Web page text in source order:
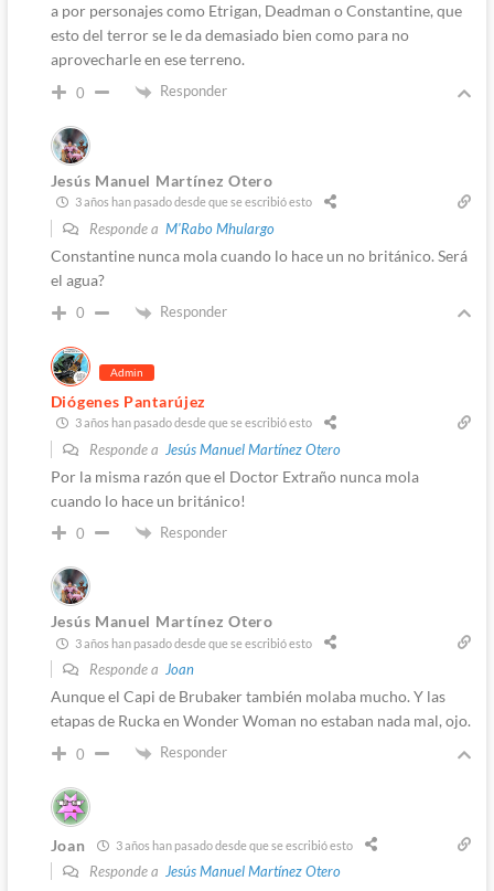
a por personajes como Etrigan, Deadman o Constantine, que
esto del terror se le da demasiado bien como para no
aprovecharle en ese terreno.
0 Responder
Jesús Manuel Martínez Otero
3 años han pasado desde que se escribió esto
Responde a M'Rabo Mhulargo
Constantine nunca mola cuando lo hace un no británico. Será
el agua?
0 Responder
Admin
Diógenes Pantarújez
3 años han pasado desde que se escribió esto
Responde a Jesús Manuel Martínez Otero
Por la misma razón que el Doctor Extraño nunca mola
cuando lo hace un británico!
0 Responder
Jesús Manuel Martínez Otero
3 años han pasado desde que se escribió esto
Responde a Joan
Aunque el Capi de Brubaker también molaba mucho. Y las
etapas de Rucka en Wonder Woman no estaban nada mal, ojo.
0 Responder
Joan 3 años han pasado desde que se escribió esto
Responde a Jesús Manuel Martínez Otero